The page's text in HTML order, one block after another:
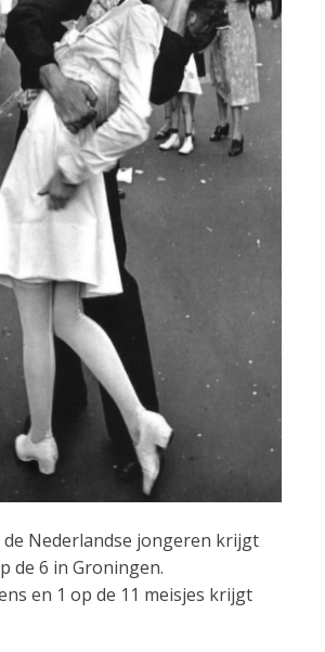
de Nederlandse jongeren krijgt
de 6 in Groningen.
en 1 op de 11 meisjes krijgt